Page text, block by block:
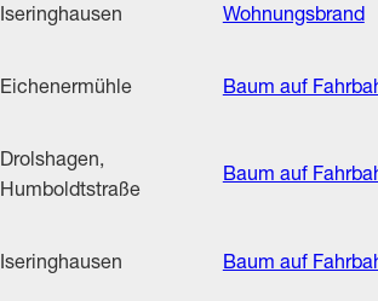
Iseringhausen Wohnungsbrand
Eichenermühle Baum auf
Drolshagen,
Humboldtstraße
Baum auf
Iseringhausen Baum auf